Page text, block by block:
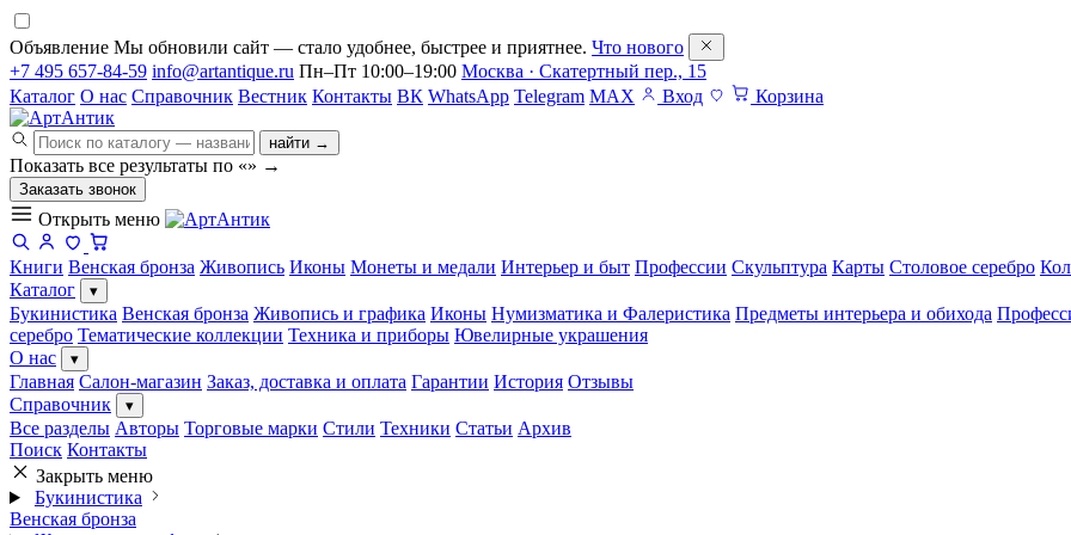
Объявление Мы обновили сайт — стало удобнее, быстрее и приятнее. Что нового
+7 495 657-84-59 info@artantique.ru Пн–Пт 10:00–19:00 Москва · Скатертный пер., 15
Каталог О нас Справочник Вестник Контакты ВК WhatsApp Telegram MAX Вход Корзина
найти →
Показать все результаты по «» →
Заказать звонок
Открыть меню
Книги Венская бронза Живопись Иконы Монеты и медали Интерьер и быт Профессии Скульптура Карты Столовое серебро
Каталог
▾
Букинистика Венская бронза Живопись и графика Иконы Нумизматика и Фалеристика Предметы интерьера и обихода
серебро Тематические коллекции Техника и приборы Ювелирные украшения
О нас
▾
Главная Салон-магазин Заказ, доставка и оплата Гарантии История Отзывы
Справочник
▾
Все разделы Авторы Торговые марки Стили Техники Статьи Архив
Поиск Контакты
Закрыть меню
Букинистика
Венская бронза